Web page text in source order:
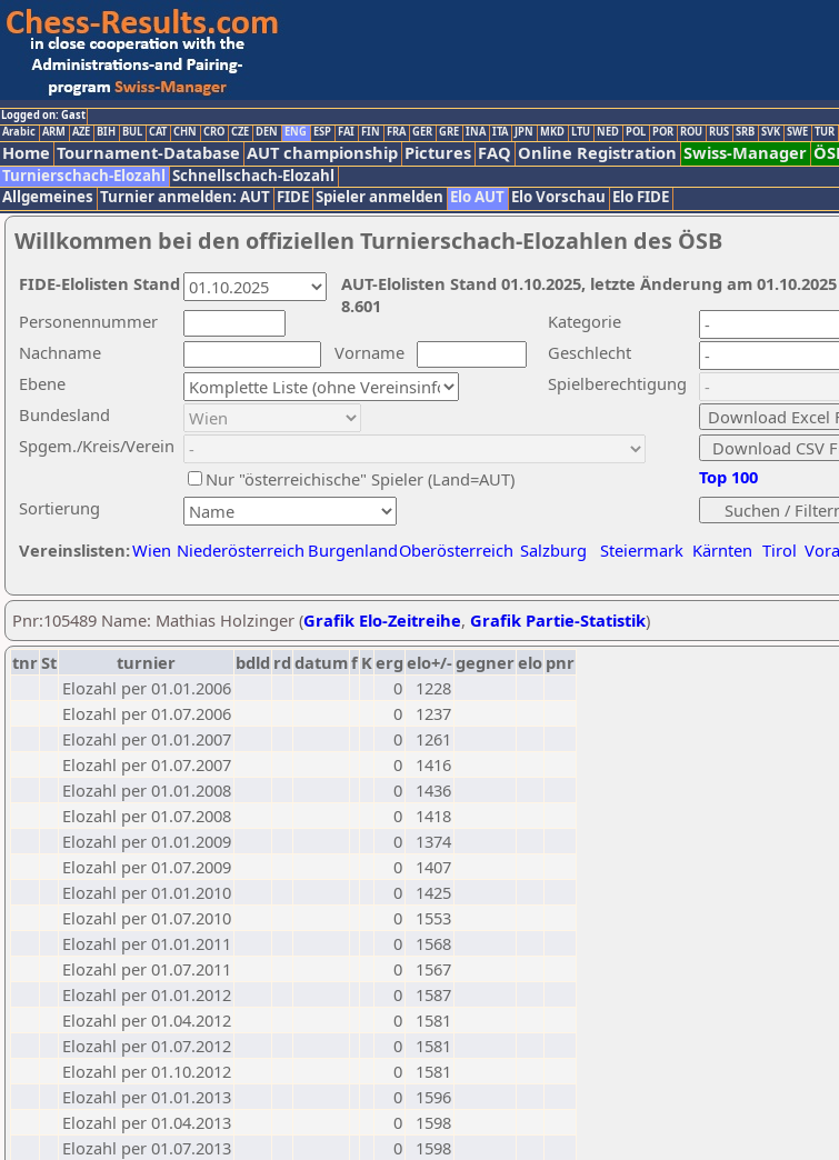
Logged on: Gast
Arabic ARM AZE BIH BUL CAT CHN CRO CZE DEN ENG ESP FAI FIN FRA GER GRE INA ITA JPN MKD LTU NED POL POR ROU RUS SRB SVK SWE TUR
Home Tournament-Database AUT championship Pictures FAQ Online Registration Swiss-Manager
Turnierschach-Elozahl Schnellschach-Elozahl
Allgemeines Turnier anmelden: AUT FIDE Spieler anmelden Elo AUT Elo Vorschau Elo FIDE
Willkommen bei den offiziellen Turnierschach-Elozahlen des ÖSB
Nachname
Vorname
Ebene
Kategorie
Sortierung
Personennummer
Bundesland
Spgem./Kreis/Verein
Geschlecht
Nur "österreichische" Spieler (Land=AUT)
Spielberechtigung
Vereinslisten:Wien Niederösterreich BurgenlandOberösterreich Salzburg Steiermark Kärnten Tirol
Top 100
AUT-Elolisten Stand 01.10.2025, letzte Änderung am
8.601
FIDE-Elolisten Stand
Pnr:105489 Name: Mathias Holzinger (Grafik Elo-Zeitreihe, Grafik Partie-Statistik)
tnrSt turnier bdld rd datumf Kerg elo+/-gegnerelo pnr
Elozahl per 01.01.2006
0
1228
Elozahl per 01.07.2006
0
1237
Elozahl per 01.01.2007
0
1261
Elozahl per 01.07.2007
0
1416
Elozahl per 01.01.2008
0
1436
Elozahl per 01.07.2008
0
1418
Elozahl per 01.01.2009
0
1374
Elozahl per 01.07.2009
0
1407
Elozahl per 01.01.2010
0
1425
Elozahl per 01.07.2010
0
1553
Elozahl per 01.01.2011
0
1568
Elozahl per 01.07.2011
0
1567
Elozahl per 01.01.2012
0
1587
Elozahl per 01.04.2012
0
1581
Elozahl per 01.07.2012
0
1581
Elozahl per 01.10.2012
0
1581
Elozahl per 01.01.2013
0
1596
Elozahl per 01.04.2013
0
1598
Elozahl per 01.07.2013
0
1598